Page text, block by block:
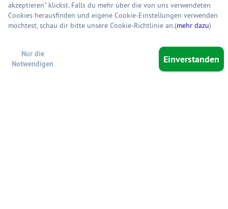
akzeptieren" klickst. Falls du mehr über die von uns verwendeten
Cookies herausfinden und eigene Cookie-Einstellungen verwenden
möchtest, schau dir bitte unsere Cookie-Richtlinie an.(mehr dazu)
Einverstanden
Nur die
Notwendigen
0 Artikel